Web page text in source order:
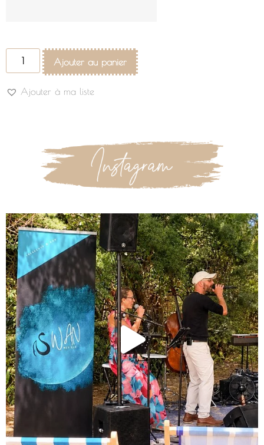
Ajouter au panier
Ajouter à ma liste